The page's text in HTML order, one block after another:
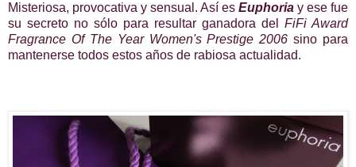
Misteriosa, provocativa y sensual. Así es Euphoria y ese fue
su secreto no sólo para resultar ganadora del FiFi Award
Fragrance Of The Year Women's Prestige 2006 sino para
mantenerse todos estos años de rabiosa actualidad.